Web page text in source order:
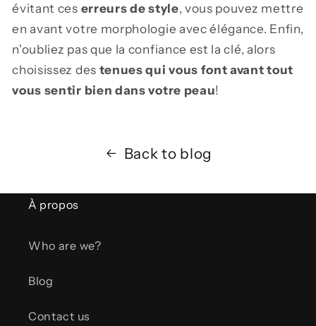
évitant ces erreurs de style, vous pouvez mettre
en avant votre morphologie avec élégance. Enfin,
n'oubliez pas que la confiance est la clé, alors
choisissez des tenues qui vous font avant tout
vous sentir bien dans votre peau!
Back to blog
À propos
Who are we?
Blog
Contact us